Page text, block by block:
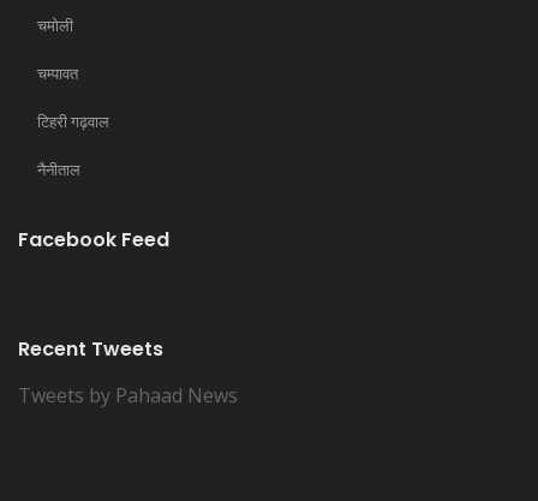
चमोली
चम्पावत
टिहरी गढ़वाल
नैनीताल
Facebook Feed
Recent Tweets
Tweets by Pahaad News